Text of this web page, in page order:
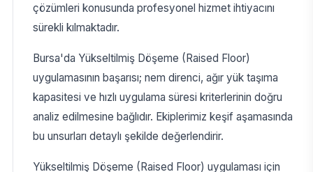
çözümleri konusunda profesyonel hizmet ihtiyacını
sürekli kılmaktadır.
Bursa'da Yükseltilmiş Döşeme (Raised Floor)
uygulamasının başarısı; nem direnci, ağır yük taşıma
kapasitesi ve hızlı uygulama süresi kriterlerinin doğru
analiz edilmesine bağlıdır. Ekiplerimiz keşif aşamasında
bu unsurları detaylı şekilde değerlendirir.
Yükseltilmiş Döşeme (Raised Floor) uygulaması için